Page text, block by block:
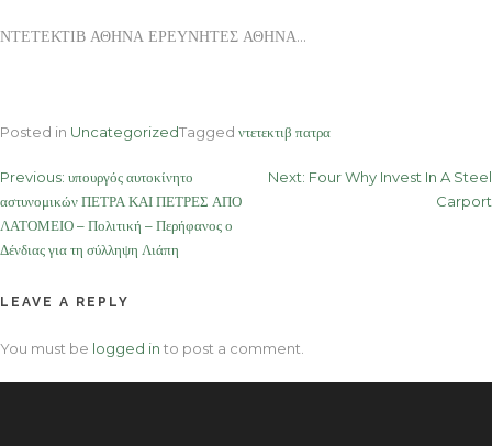
ΝΤΕΤΕΚΤΙΒ ΑΘΗΝΑ ΕΡΕΥΝΗΤΕΣ ΑΘΗΝΑ…
Posted in UncategorizedTagged ντετεκτιβ πατρα
Post
navigation
Previous: υπουργός αυτοκίνητο
αστυνομικών ΠΕΤΡΑ ΚΑΙ ΠΕΤΡΕΣ ΑΠΟ
ΛΑΤΟΜΕΙΟ – Πολιτική – Περήφανος ο
Δένδιας για τη σύλληψη Λιάπη
Next: Four Why Invest In A Steel
Carport
LEAVE A REPLY
You must be logged in to post a comment.